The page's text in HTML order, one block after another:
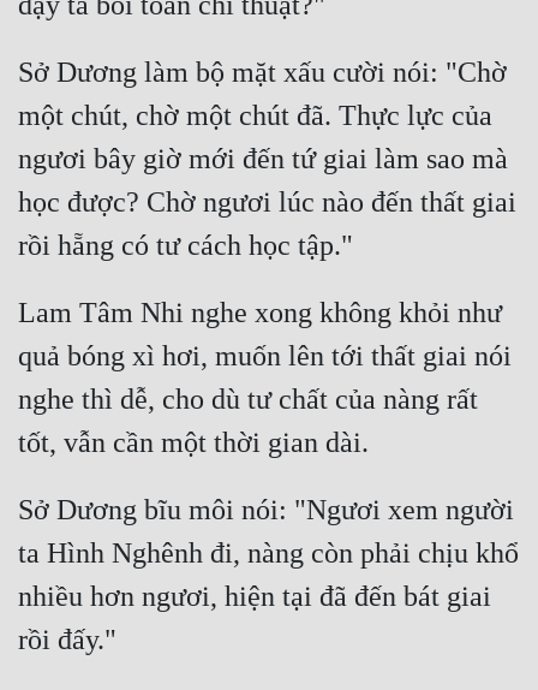
Kỳ Huyễn
Kỳ Ảo
Linh Dị
Mưu Mô
Mạt Thế
Mỹ Thực
Ngược
Nữ Cường
Nữ Phụ
Phong Thủy - Tâm Linh
Sở Dương làm bộ mặt xấu cười nói: "Chờ
một chút, chờ một chút đã. Thực lực của
ngươi bây giờ mới đến tứ giai làm sao mà
học được? Chờ ngươi lúc nào đến thất giai
Lam Tâm Nhi nghe xong không khỏi như
quả bóng xì hơi, muốn lên tới thất giai nói
nghe thì dễ, cho dù tư chất của nàng rất
Sở Dương bĩu môi nói: "Ngươi xem người
ta Hình Nghênh đi, nàng còn phải chịu khổ
nhiều hơn ngươi, hiện tại đã đến bát giai